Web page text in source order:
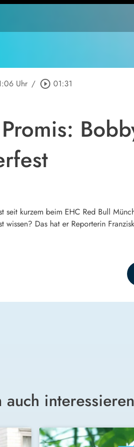
Uhr / play_circle_outline 01:31
seit kurzem beim EHC Red Bull
wissen? Das hat er Reporterin
auch interessieren